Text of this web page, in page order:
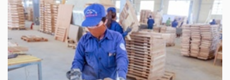
SẢN
Mã
chứng
khoán